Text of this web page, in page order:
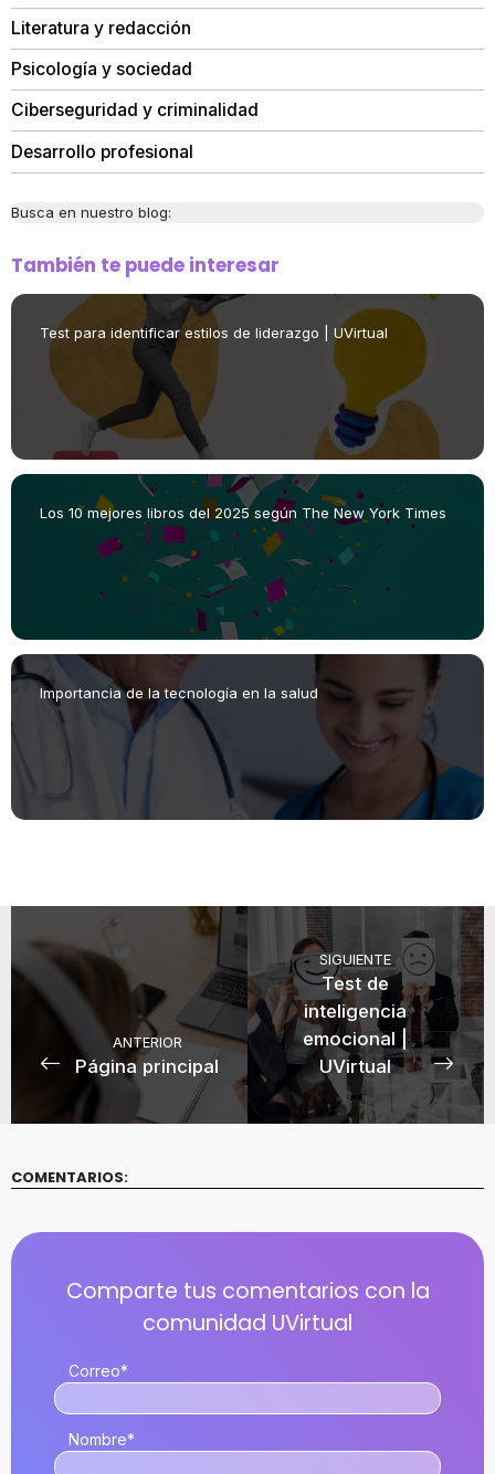
Literatura y redacción
Psicología y sociedad
Ciberseguridad y criminalidad
Desarrollo profesional
Busca en nuestro blog:
También te puede interesar
Test para identificar estilos de liderazgo | UVirtual
Los 10 mejores libros del 2025 según The New York Times
Importancia de la tecnología en la salud
ANTERIOR
Página principal
SIGUIENTE
Test de
inteligencia
emocional |
UVirtual
COMENTARIOS:
Correo*
Nombre*